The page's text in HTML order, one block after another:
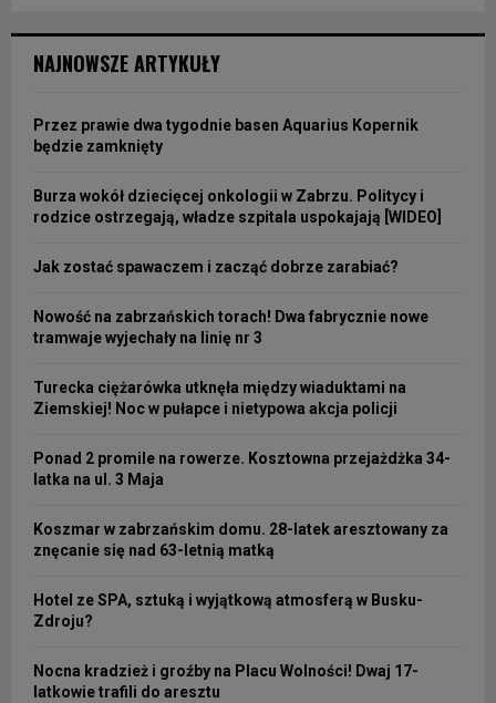
NAJNOWSZE ARTYKUŁY
Przez prawie dwa tygodnie basen Aquarius Kopernik
będzie zamknięty
Burza wokół dziecięcej onkologii w Zabrzu. Politycy i
rodzice ostrzegają, władze szpitala uspokajają [WIDEO]
Jak zostać spawaczem i zacząć dobrze zarabiać?
Nowość na zabrzańskich torach! Dwa fabrycznie nowe
tramwaje wyjechały na linię nr 3
Turecka ciężarówka utknęła między wiaduktami na
Ziemskiej! Noc w pułapce i nietypowa akcja policji
Ponad 2 promile na rowerze. Kosztowna przejażdżka 34-
latka na ul. 3 Maja
Koszmar w zabrzańskim domu. 28-latek aresztowany za
znęcanie się nad 63-letnią matką
Hotel ze SPA, sztuką i wyjątkową atmosferą w Busku-
Zdroju?
Nocna kradzież i groźby na Placu Wolności! Dwaj 17-
latkowie trafili do aresztu